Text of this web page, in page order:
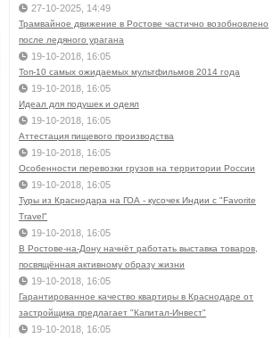
27-10-2025, 14:49
Трамвайное движение в Ростове частично возобновлено
после ледяного урагана
19-10-2018, 16:05
Toп-10 самых ожидаемых мультфильмов 2014 года
19-10-2018, 16:05
Идеал для подушек и одеял
19-10-2018, 16:05
Аттестация пищевого производства
19-10-2018, 16:05
Особенности перевозки грузов на территории России
19-10-2018, 16:05
Туры из Краснодара на ГОА - кусочек Индии с "Favorite
Travel"
19-10-2018, 16:05
В Ростове-на-Дону начнёт работать выставка товаров,
посвящённая активному образу жизни
19-10-2018, 16:05
Гарантированное качество квартиры в Краснодаре от
застройщика предлагает "Капитал-Инвест"
19-10-2018, 16:05